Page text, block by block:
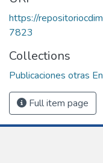
https://
7823
Collections
Publicaciones otras
Full item page